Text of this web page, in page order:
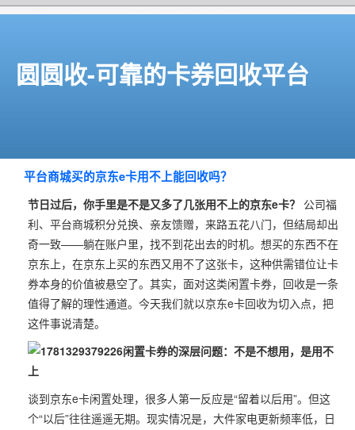
圆圆收-可靠的卡券回收平台
平台商城买的京东e卡用不上能回收吗？
节日过后，你手里是不是又多了几张用不上的京东e卡？ 公司福
利、平台商城积分兑换、亲友馈赠，来路五花八门，但结局却出
奇一致——躺在账户里，找不到花出去的时机。想买的东西不在
京东上，在京东上买的东西又用不了这张卡，这种供需错位让卡
券本身的价值被悬空了。其实，面对这类闲置卡券，回收是一条
值得了解的理性通道。今天我们就以京东e卡回收为切入点，把
这件事说清楚。
闲置卡券的深层问题：不是不想用，是用不
上
谈到京东e卡闲置处理，很多人第一反应是“留着以后用”。但这
个“以后”往往遥遥无期。现实情况是，大件家电更新频率低，日